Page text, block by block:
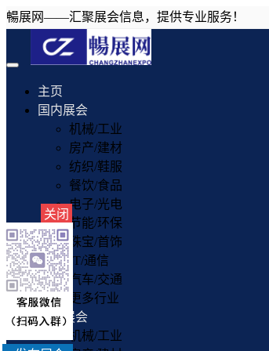
暢展网——汇聚展会信息，提供专业服务！
Toggle
navigation
主页
国内展会
机械/工业
房产/建材
纺织/鞋服
餐饮/食品
电子/光电
节能/环保
珠宝/首饰
IT/通信
汽车/交通
更多行业
国外展会
机械/工业
关闭